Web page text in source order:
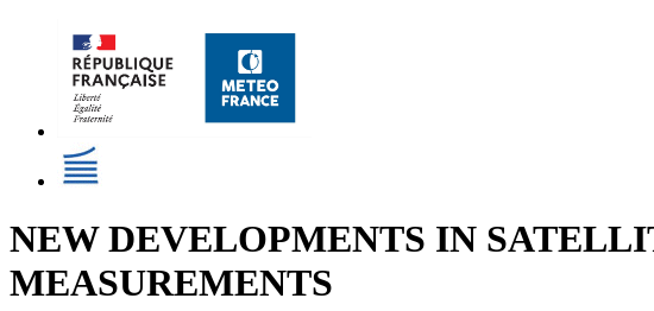
NEW DEVELOPMENTS IN
MEASUREMENTS